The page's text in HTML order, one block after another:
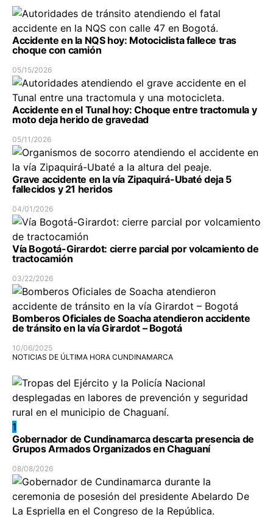
Accidente en la NQS hoy: Motociclista fallece tras
choque con camión
05/15/2026
Accidente en el Tunal hoy: Choque entre tractomula y
moto deja herido de gravedad
05/11/2026
Grave accidente en la vía Zipaquirá-Ubaté deja 5
fallecidos y 21 heridos
04/01/2026
Vía Bogotá-Girardot: cierre parcial por volcamiento de
tractocamión
03/22/2026
Bomberos Oficiales de Soacha atendieron accidente
de tránsito en la vía Girardot – Bogotá
10/06/2025
NOTICIAS DE ÚLTIMA HORA CUNDINAMARCA
1
Gobernador de Cundinamarca descarta presencia de
Grupos Armados Organizados en Chaguaní
08/08/2026